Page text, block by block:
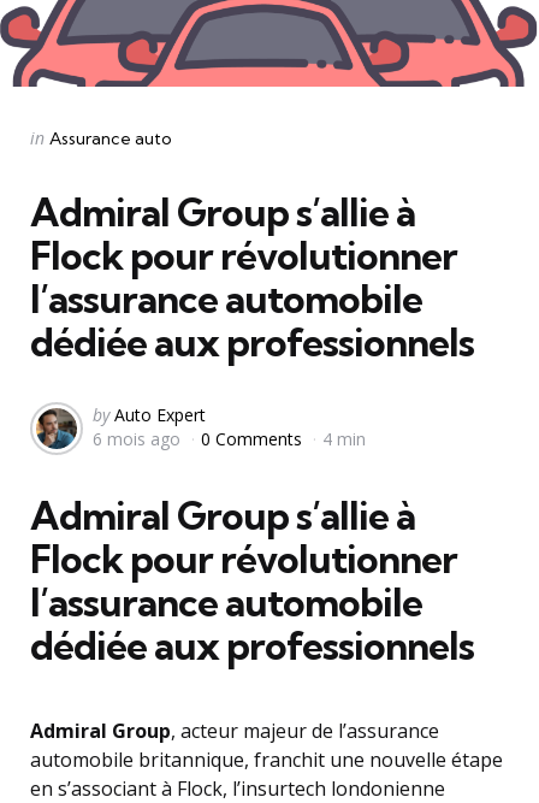
Categories
Posted
in Assurance auto
Admiral Group s’allie à
Flock pour révolutionner
l’assurance automobile
dédiée aux professionnels
Posted
by
by Auto Expert
6 mois ago
0 Comments 4 min
Admiral Group s’allie à
Flock pour révolutionner
l’assurance automobile
dédiée aux professionnels
Admiral Group, acteur majeur de l’assurance
automobile britannique, franchit une nouvelle étape
en s’associant à Flock, l’insurtech londonienne